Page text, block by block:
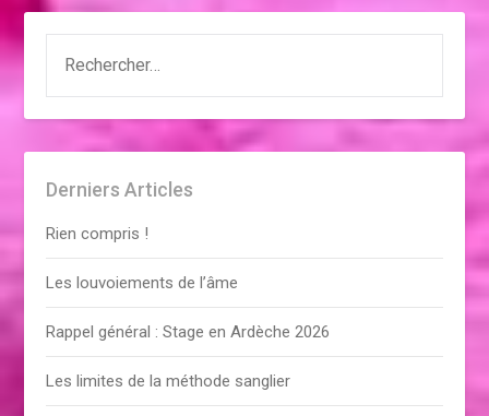
Derniers Articles
Rien compris !
Les louvoiements de l’âme
Rappel général : Stage en Ardèche 2026
Les limites de la méthode sanglier